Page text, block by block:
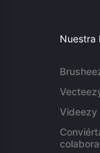
Nuestra
Videezy